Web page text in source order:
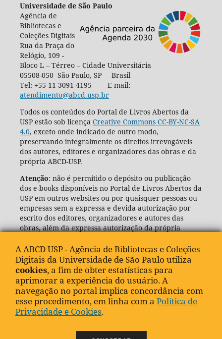
Universidade de São Paulo
Agência de
Bibliotecas e
Coleções Digitais
Rua da Praça do
Relógio, 109 -
Bloco L – Térreo – Cidade Universitária
05508-050 São Paulo, SP Brasil
Tel: +55 11 3091-4195 E-mail:
atendimento@abcd.usp.br
Todos os conteúdos do Portal de Livros Abertos da
USP estão sob licença Creative Commons CC-BY-NC-SA
4.0, exceto onde indicado de outro modo,
preservando integralmente os direitos irrevogáveis
dos autores, editores e organizadores das obras e da
própria ABCD-USP.
Atenção: não é permitido o depósito ou publicação
dos e-books disponíveis no Portal de Livros Abertos da
USP em outros websites ou por quaisquer pessoas ou
empresas sem a expressa e devida autorização por
escrito dos editores, organizadores e autores das
obras, além da expressa autorização da própria
(ABCD-USP).
A ABCD USP - Agência de Bibliotecas e Coleções
Digitais da Universidade de São Paulo utiliza
cookies, a fim de obter estatísticas para
aprimorar a experiência do usuário. A
navegação no portal implica concordância com
esse procedimento, em linha com a Política de
Privacidade e Cookies.